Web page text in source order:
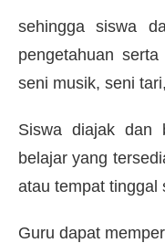
sehingga siswa
pengetahuan
seni musik, seni
Siswa diajak dan
belajar yang
atau tempat tinggal
Guru dapat